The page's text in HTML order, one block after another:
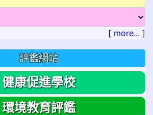
[ more... ]
評鑑網站
健康促進學校
環境教育評鑑